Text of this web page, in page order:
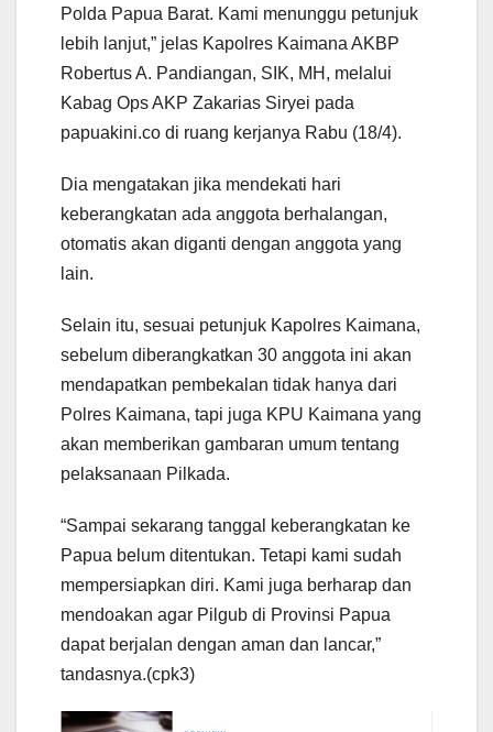
Polda Papua Barat. Kami menunggu petunjuk
lebih lanjut,” jelas Kapolres Kaimana AKBP
Robertus A. Pandiangan, SIK, MH, melalui
Kabag Ops AKP Zakarias Siryei pada
papuakini.co di ruang kerjanya Rabu (18/4).
Dia mengatakan jika mendekati hari
keberangkatan ada anggota berhalangan,
otomatis akan diganti dengan anggota yang
lain.
Selain itu, sesuai petunjuk Kapolres Kaimana,
sebelum diberangkatkan 30 anggota ini akan
mendapatkan pembekalan tidak hanya dari
Polres Kaimana, tapi juga KPU Kaimana yang
akan memberikan gambaran umum tentang
pelaksanaan Pilkada.
“Sampai sekarang tanggal keberangkatan ke
Papua belum ditentukan. Tetapi kami sudah
mempersiapkan diri. Kami juga berharap dan
mendoakan agar Pilgub di Provinsi Papua
dapat berjalan dengan aman dan lancar,”
tandasnya.(cpk3)